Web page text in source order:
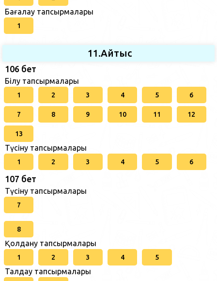
Бағалау тапсырмалары
1
11.Айтыс
106 бет
Білу тапсырмалары
1 2 3 4 5 6
7 8 9 10 11 12
13
Түсіну тапсырмалары
1 2 3 4 5 6
107 бет
Түсіну тапсырмалары
7
8
Қолдану тапсырмалары
1 2 3 4 5
Талдау тапсырмалары